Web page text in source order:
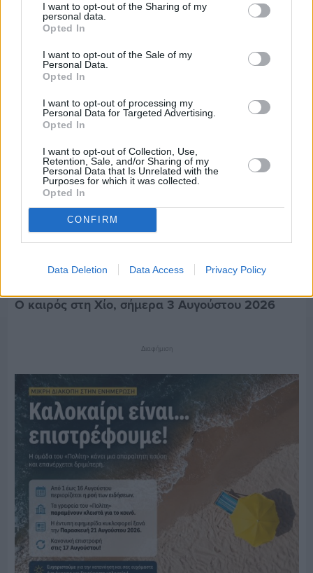
I want to opt-out of the Sharing of my
personal data.
Opted In
I want to opt-out of the Sale of my
Personal Data.
Opted In
I want to opt-out of processing my
Personal Data for Targeted Advertising.
Opted In
I want to opt-out of Collection, Use,
Retention, Sale, and/or Sharing of my
Personal Data that Is Unrelated with the
Purposes for which it was collected.
Opted In
CONFIRM
Data Deletion Data Access Privacy Policy
Πριν 4 ημέρες
70 χρόνια ιστορίας και συγκίνησης για το
Ο καιρός στη Χίο, σήμερα 3 Αυγούστου 2026
Διαφήμιση